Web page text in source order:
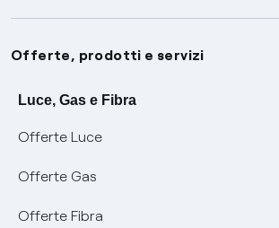
Assistenza
Avvisi
SOS luce e gas
Conciliazioni e risoluzione delle
Negoziazione paritetica
Servizi
Offerte, prodotti e servizi
Luce, Gas e Fibra
Offerte Luce
Offerte Gas
Offerte Fibra